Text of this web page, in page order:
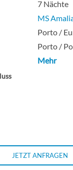
[G]
7 Nächte
MS
Porto /
Porto /
Mehr
JETZT ANFRAGEN